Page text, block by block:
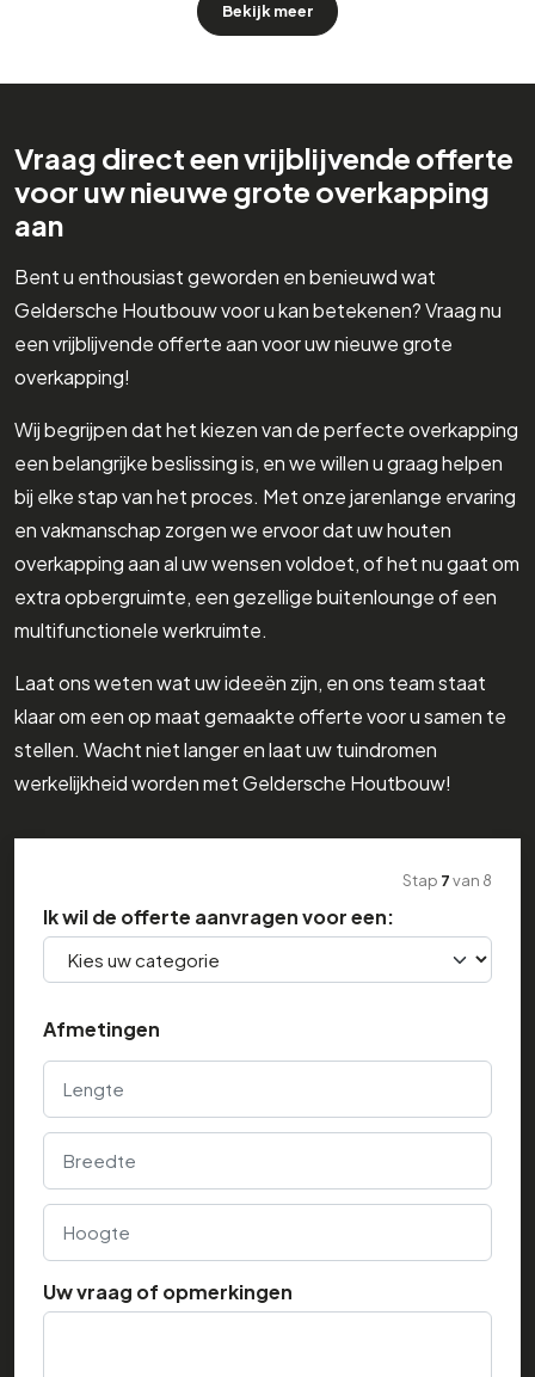
voor uw nieuwe grote overkapping
aan
Bent u enthousiast geworden en benieuwd wat
Geldersche Houtbouw voor u kan betekenen? Vraag nu
een vrijblijvende offerte aan voor uw nieuwe grote
overkapping!
Wij begrijpen dat het kiezen van de perfecte overkapping
een belangrijke beslissing is, en we willen u graag helpen
bij elke stap van het proces. Met onze jarenlange ervaring
en vakmanschap zorgen we ervoor dat uw houten
overkapping aan al uw wensen voldoet, of het nu gaat om
extra opbergruimte, een gezellige buitenlounge of een
multifunctionele werkruimte.
klaar om een op maat gemaakte offerte voor u samen te
stellen. Wacht niet langer en laat uw tuindromen
werkelijkheid worden met Geldersche Houtbouw!
Lengte
Breedte
Uw vraag of opmerkingen